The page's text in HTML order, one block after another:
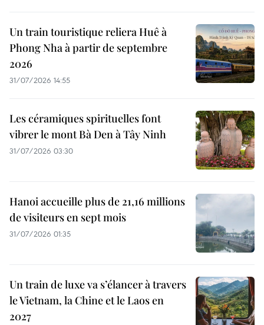
Un train touristique reliera Huê à
Phong Nha à partir de septembre
2026
31/07/2026 14:55
Les céramiques spirituelles font
vibrer le mont Bà Den à Tây Ninh
31/07/2026 03:30
Hanoi accueille plus de 21,16 millions
de visiteurs en sept mois ​
31/07/2026 01:35
Un train de luxe va s’élancer à travers
le Vietnam, la Chine et le Laos en
2027